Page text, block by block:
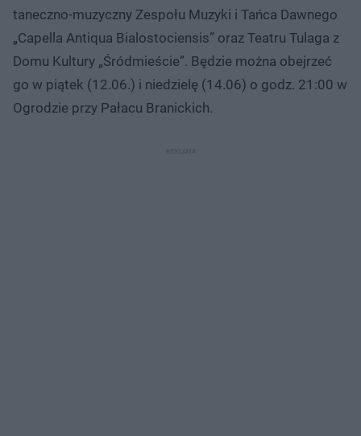
taneczno-muzyczny Zespołu Muzyki i Tańca Dawnego
„Capella Antiqua Bialostociensis” oraz Teatru Tulaga z
Domu Kultury „Śródmieście”. Będzie można obejrzeć
go w piątek (12.06.) i niedzielę (14.06) o godz. 21:00 w
Ogrodzie przy Pałacu Branickich.